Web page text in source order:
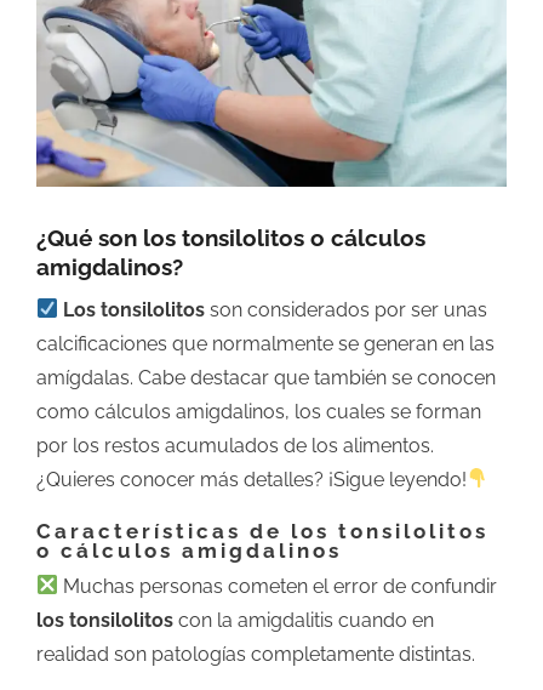
grande
¿Qué son los tonsilolitos o cálculos
amigdalinos?
Los tonsilolitos son considerados por ser unas
calcificaciones que normalmente se generan en las
amígdalas. Cabe destacar que también se conocen
como cálculos amigdalinos, los cuales se forman
por los restos acumulados de los alimentos.
¿Quieres conocer más detalles? ¡Sigue leyendo!
Características de los tonsilolitos
o cálculos amigdalinos
Muchas personas cometen el error de confundir
los tonsilolitos con la amigdalitis cuando en
realidad son patologías completamente distintas.